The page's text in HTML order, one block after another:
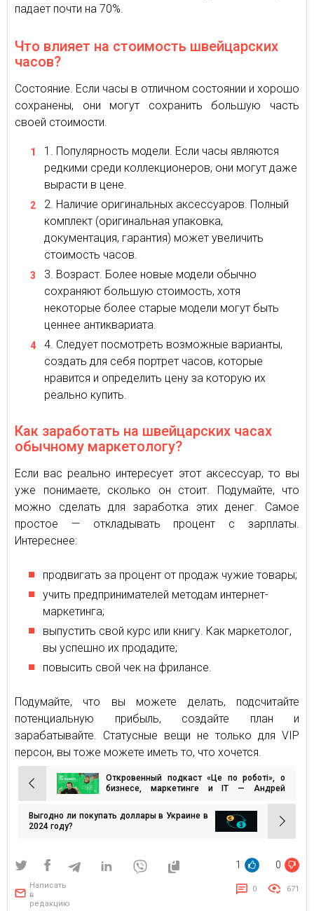
падает почти на 70%.
Что влияет на стоимость швейцарских
часов?
Состояние. Если часы в отличном состоянии и хорошо
сохранены, они могут сохранить большую часть
своей стоимости.
Популярность модели. Если часы являются
редкими среди коллекционеров, они могут даже
вырасти в цене.
Наличие оригинальных аксессуаров. Полный
комплект (оригинальная упаковка,
документация, гарантия) может увеличить
стоимость часов.
Возраст. Более новые модели обычно
сохраняют большую стоимость, хотя
некоторые более старые модели могут быть
ценнее антиквариата.
Следует посмотреть возможные варианты,
создать для себя портрет часов, которые
нравится и определить цену за которую их
реально купить.
Как заработать на швейцарских часах
обычному маркетологу?
Если вас реально интересует этот аксессуар, то вы
уже понимаете, сколько он стоит. Подумайте, что
можно сделать для заработка этих денег. Самое
простое — откладывать процент с зарплаты.
Интереснее:
продвигать за процент от продаж чужие товары;
учить предпринимателей методам интернет-
маркетинга;
выпустить свой курс или книгу. Как маркетолог,
вы успешно их продадите;
повысить свой чек на фрилансе.
Подумайте, что вы можете делать, подсчитайте
потенциальную прибыль, создайте план и
зарабатывайте. Статусные вещи не только для VIP
персон, вы тоже можете иметь то, что хочется.
Навигация
по
записям
Откровенный подкаст «Це по роботі», о
бизнесе, маркетинге и ІТ — Андрей
Выгодно ли покупать доллары в Украине в
2024 году?
1 0
Написать
в
редакцию
0 671